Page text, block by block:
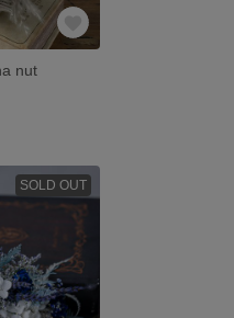
nut
SOLD OUT